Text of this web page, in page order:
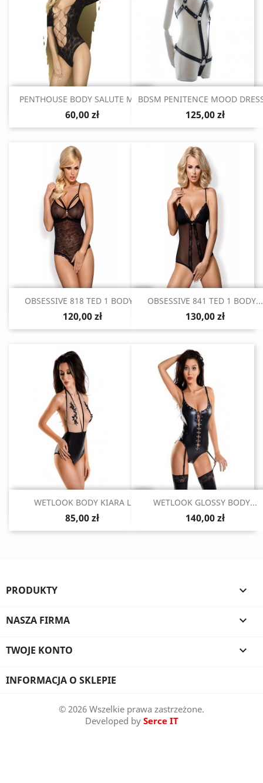
Szybki podgląd
PENTHOUSE BODY SALUTE ME...
60,00 zł
Szybki podgląd
BDSM PENITENCE MOOD
125,00 zł
Szybki podgląd
OBSESSIVE 818 TED 1 BODY...
120,00 zł
Szybki podgląd
OBSESSIVE 841 TED 1 BODY...
130,00 zł
Szybki podgląd
WETLOOK BODY KIARA L
85,00 zł
Szybki podgląd
WETLOOK GLOSSY BODY...
140,00 zł
PRODUKTY 
NASZA FIRMA 
TWOJE KONTO 
INFORMACJA O SKLEPIE
© 2026 Wszelkie prawa zastrzeżone.
Developed by Serce IT